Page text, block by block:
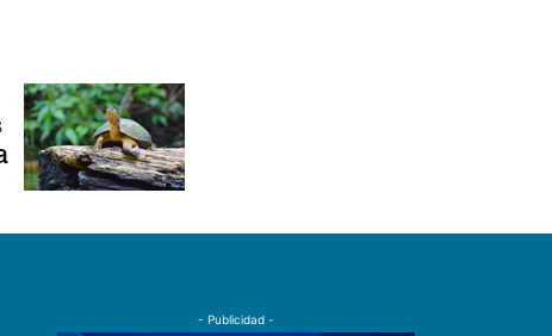
- Publicidad -